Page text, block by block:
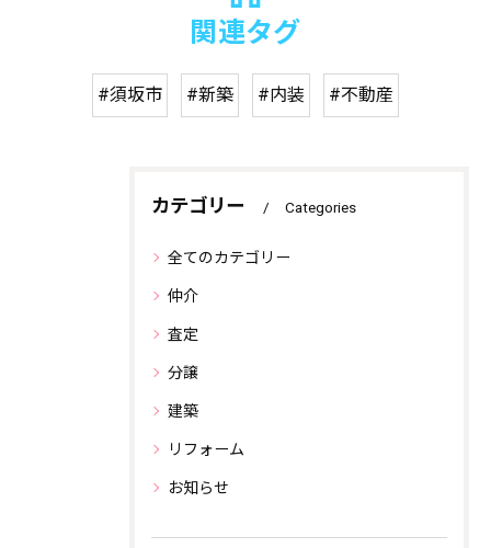
関連タグ
#須坂市 #新築 #内装 #不動産
カテゴリー Categories
全てのカテゴリー
仲介
査定
分譲
建築
リフォーム
お知らせ